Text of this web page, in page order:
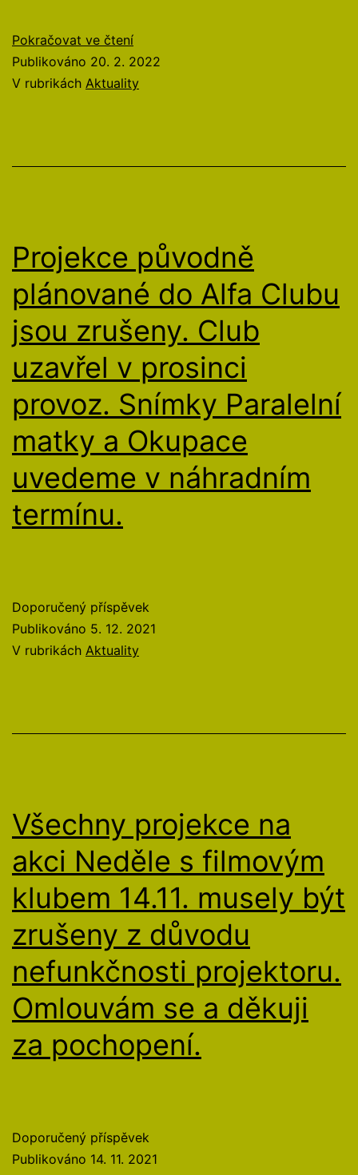
Pokračovat ve čteníBřezen
ve
Filmáči
Publikováno 20. 2. 2022
V rubrikách Aktuality
Projekce původně
plánované do Alfa Clubu
jsou zrušeny. Club
uzavřel v prosinci
provoz. Snímky Paralelní
matky a Okupace
uvedeme v náhradním
termínu.
Doporučený příspěvek
Publikováno 5. 12. 2021
V rubrikách Aktuality
Všechny projekce na
akci Neděle s filmovým
klubem 14.11. musely být
zrušeny z důvodu
nefunkčnosti projektoru.
Omlouvám se a děkuji
za pochopení.
Doporučený příspěvek
Publikováno 14. 11. 2021